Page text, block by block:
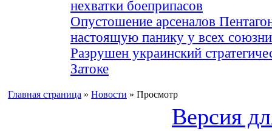
нехватки боеприпасов
Опустошение арсеналов
настоящую панику у всех
Разрушен украинский
Затоке
Главная страница » Новости » Просмотр
Версия